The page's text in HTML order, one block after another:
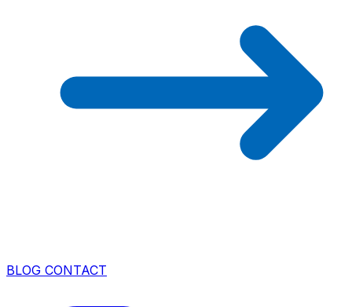
BLOG CONTACT